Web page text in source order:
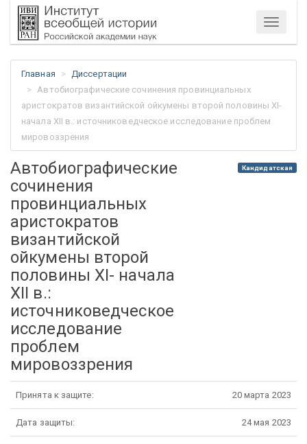
Меню
Главная
Диссертации
Автобиографические сочинения провинциальных
аристократов византийской ойкумены второй половины XI-
начала XII в.: источниковедческое исследование проблем
мировоззрения
Автобиографические
сочинения
провинциальных
аристократов
византийской
ойкумены второй
половины XI- начала
XII в.:
источниковедческое
исследование
проблем
мировоззрения
Кандидатская
Принята к защите: 20 марта 2023
Дата защиты: 24 мая 2023